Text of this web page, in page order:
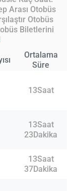
Arası Otobüs
Otobüs
Biletlerini
Ortalama
Süre
13Saat
13Saat
23Dakika
13Saat
37Dakika